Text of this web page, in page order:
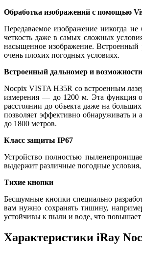
Обработка изображений с помощью
Передаваемое изображение никогда
четкость даже в самых сложных
насыщенное изображение. Встроенный
очень плохих погодных условиях.
Встроенный дальномер и
Nocpix VISTA H35R со встроенным
измерения — до 1200 м. Эта функция
расстоянии до объекта даже на
позволяет эффективно обнаруживать
до 1800 метров.
Класс защиты IP67
Устройство полностью
выдержит различные погодные условия,
Тихие кнопки
Бесшумные кнопки специально
вам нужно сохранять тишину,
устойчивы к пыли и воде, что повышает
Характеристики iRay